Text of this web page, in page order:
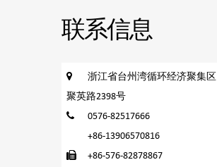
联系信息
浙江省台州湾循环经济聚集区
聚英路2398号
0576-82517666
+86-13906570816
+86-576-82878867